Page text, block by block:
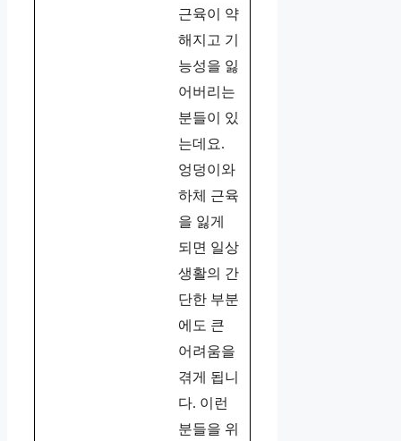
근육이 약
해지고 기
능성을 잃
어버리는
분들이 있
는데요.
엉덩이와
하체 근육
을 잃게
되면 일상
생활의 간
단한 부분
에도 큰
어려움을
겪게 됩니
다. 이런
분들을 위